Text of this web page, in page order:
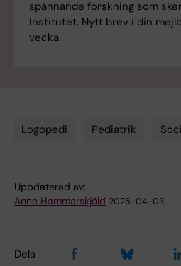
spännande forskning som
Institutet. Nytt brev i din
vecka.
Logopedi Pediatrik
Uppdaterad av:
Anne Hammarskjöld 2025-04-03
Dela